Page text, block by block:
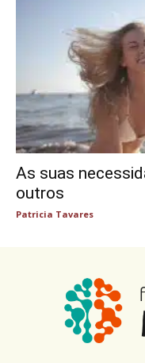
As suas
outros
Patricia Tavares